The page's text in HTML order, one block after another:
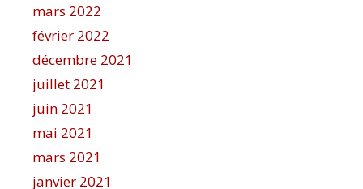
mars 2022
février 2022
décembre 2021
juillet 2021
juin 2021
mai 2021
mars 2021
janvier 2021